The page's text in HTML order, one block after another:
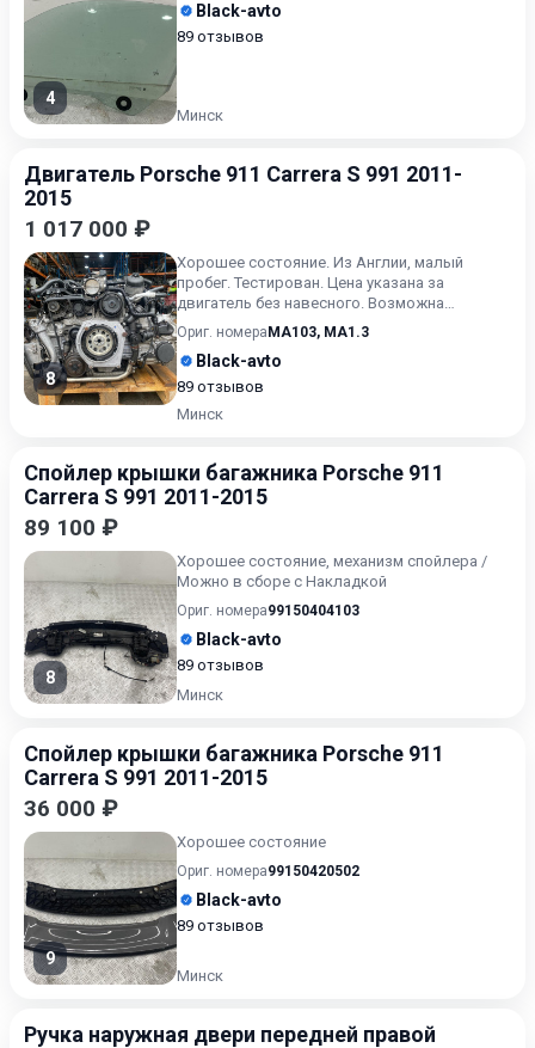
4
Black-avto
89 отзывов
Минск
Двигатель Porsche 911 Carrera S 991 2011-
2015
1 017 000 ₽
8
Хорошее состояние. Из Англии, малый
пробег. Тестирован. Цена указана за
двигатель без навесного. Возможна
продажа в сборе. Цену в сборе уточ...
Ориг. номера MA103, MA1.3
Black-avto
89 отзывов
Минск
Спойлер крышки багажника Porsche 911
Carrera S 991 2011-2015
89 100 ₽
8
Хорошее состояние, механизм спойлера /
Можно в сборе с Накладкой
Ориг. номера99150404103
Black-avto
89 отзывов
Минск
Спойлер крышки багажника Porsche 911
Carrera S 991 2011-2015
36 000 ₽
9
Хорошее состояние
Ориг. номера99150420502
Black-avto
89 отзывов
Минск
Ручка наружная двери передней правой